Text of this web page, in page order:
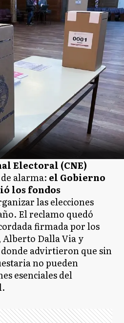
Electoral (CNE)
alarma: el Gobierno
los fondos
las elecciones
El reclamo quedó
firmada por los
Alberto Dalla Via y
advirtieron que sin
no pueden
esenciales del